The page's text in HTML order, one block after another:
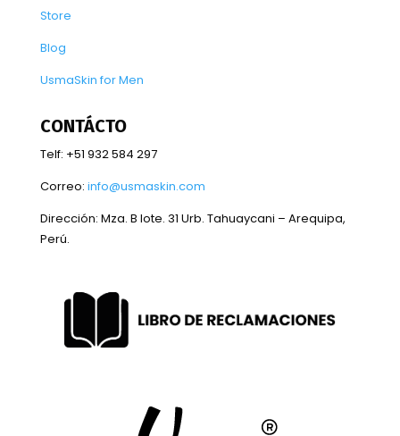
Store
Blog
UsmaSkin for Men
CONTÁCTO
Telf: +51 932 584 297
Correo: info@usmaskin.com
Dirección: Mza. B lote. 31 Urb. Tahuaycani – Arequipa,
Perú.